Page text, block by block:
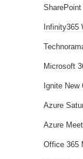
Infinity365
Microsoft
Ignite New
Azure
Azure
Office 365